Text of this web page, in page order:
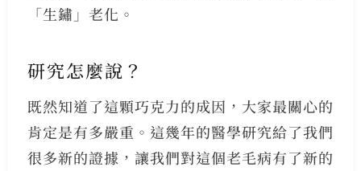
「生鏽」老化。
研究怎麼說？
既然知道了這顆巧克力的成因，大家最關心的
肯定是有多嚴重。這幾年的醫學研究給了我們
很多新的證據，讓我們對這個老毛病有了新的